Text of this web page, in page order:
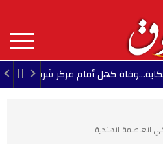
contenu
principal
MAIN
NAVIGATION
كهل أمام مركز شرطة حي النجاح